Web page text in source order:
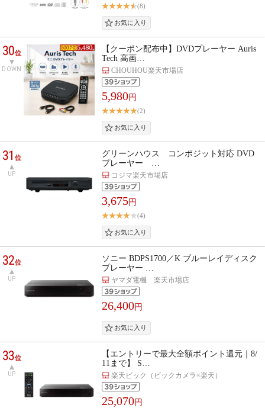
(8)
30位
DOWN
【クーポン配布中】DVDプレーヤー Auris
Tech 高画…
CHOUHOU楽天市場店
5,980円
(2)
31位
UP
グリーンハウス コンポジット対応 DVD
プレーヤー …
コジマ楽天市場店
3,675円
(4)
32位
UP
ソニー BDPS1700／K ブルーレイディスク
プレーヤー …
ヤマダ電機 楽天市場店
26,400円
33位
UP
【エントリーで最大全額ポイント還元｜8/
11まで】 S…
楽天ビック（ビックカメラ×楽天）
25,070円